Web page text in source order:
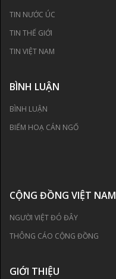
TIN NƯỚC ÚC
TIN THẾ GIỚI
TIN VIỆT NAM
BÌNH LUẬN
BÌNH LUẬN
BIẾM HOẠ CÁN NGỐ
CỘNG ĐỒNG VIỆT NAM
NGƯỜI VIỆT ĐÓ ĐÂY
THÔNG CÁO CỘNG ĐỒNG
GIỚI THIỆU